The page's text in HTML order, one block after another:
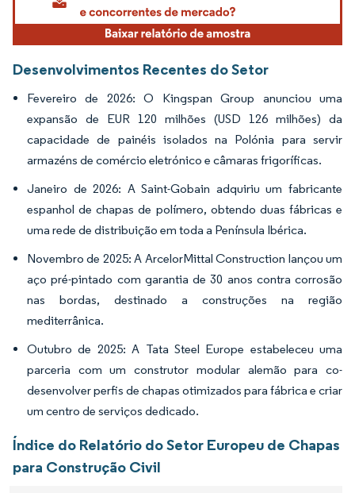
Desenvolvimentos Recentes do Setor
Fevereiro de 2026: O Kingspan Group anunciou uma
expansão de EUR 120 milhões (USD 126 milhões) da
capacidade de painéis isolados na Polónia para servir
armazéns de comércio eletrónico e câmaras frigoríficas.
Janeiro de 2026: A Saint-Gobain adquiriu um fabricante
espanhol de chapas de polímero, obtendo duas fábricas e
uma rede de distribuição em toda a Península Ibérica.
Novembro de 2025: A ArcelorMittal Construction lançou um
aço pré-pintado com garantia de 30 anos contra corrosão
nas bordas, destinado a construções na região
mediterrânica.
Outubro de 2025: A Tata Steel Europe estabeleceu uma
parceria com um construtor modular alemão para co-
desenvolver perfis de chapas otimizados para fábrica e criar
um centro de serviços dedicado.
Índice do Relatório do Setor Europeu de Chapas
para Construção Civil